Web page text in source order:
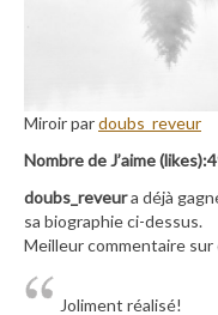
Miroir pardoubs_reveur
Nombre de J’aime
doubs_reveura déjà
sa biographie ci-dessus.
Meilleur commentaire
Joliment réalisé!